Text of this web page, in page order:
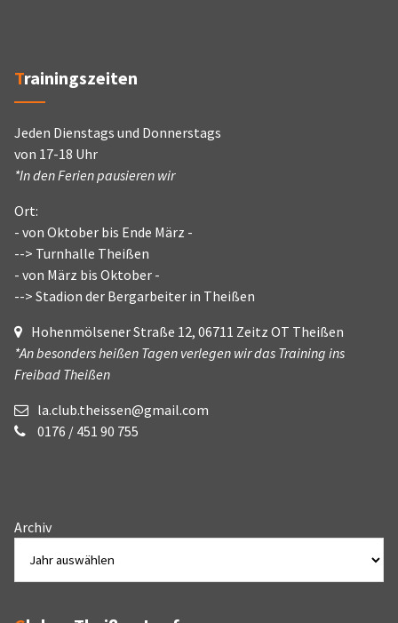
Trainingszeiten
Jeden Dienstags und Donnerstags
von 17-18 Uhr
*In den Ferien pausieren wir
Ort:
- von Oktober bis Ende März -
--> Turnhalle Theißen
- von März bis Oktober -
--> Stadion der Bergarbeiter in Theißen
Hohenmölsener Straße 12, 06711 Zeitz OT Theißen
*An besonders heißen Tagen verlegen wir das Training ins
Freibad Theißen
la.club.theissen@gmail.com
0176 / 451 90 755
Archiv